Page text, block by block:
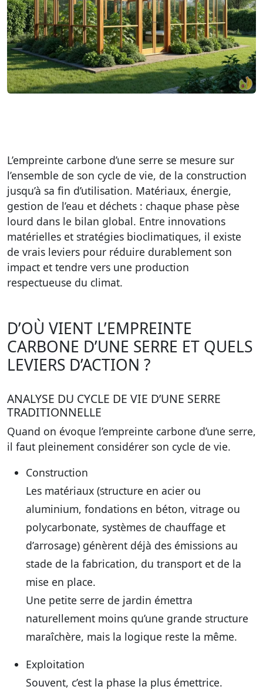
L’empreinte carbone d’une serre se mesure sur
l’ensemble de son cycle de vie, de la construction
jusqu’à sa fin d’utilisation. Matériaux, énergie,
gestion de l’eau et déchets : chaque phase pèse
lourd dans le bilan global. Entre innovations
matérielles et stratégies bioclimatiques, il existe
de vrais leviers pour réduire durablement son
impact et tendre vers une production
respectueuse du climat.
D’OÙ VIENT L’EMPREINTE
CARBONE D’UNE SERRE ET QUELS
LEVIERS D’ACTION ?
ANALYSE DU CYCLE DE VIE D’UNE SERRE
TRADITIONNELLE
Quand on évoque l’empreinte carbone d’une serre,
il faut pleinement considérer son cycle de vie.
Construction
Les matériaux (structure en acier ou
aluminium, fondations en béton, vitrage ou
polycarbonate, systèmes de chauffage et
d’arrosage) génèrent déjà des émissions au
stade de la fabrication, du transport et de la
mise en place.
Une petite serre de jardin émettra
naturellement moins qu’une grande structure
maraîchère, mais la logique reste la même.
Exploitation
Souvent, c’est la phase la plus émettrice.